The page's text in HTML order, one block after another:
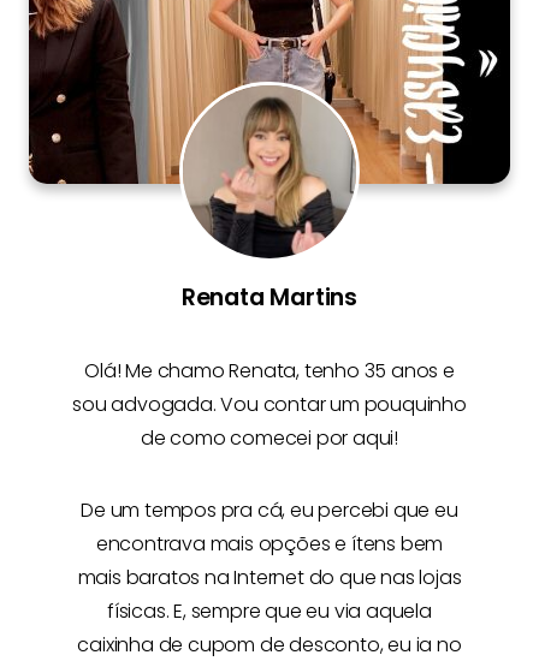
Renata Martins
Olá! Me chamoRenata, tenho 35 anos e
sou advogada. Vou contar um pouquinho
de como comecei por aqui!
De um tempos pra cá, eu percebi que eu
encontrava mais opções e ítens bem
mais baratos na Internetdo que nas lojas
físicas. E, sempre que eu via aquela
caixinha de cupom de desconto, eu ia no